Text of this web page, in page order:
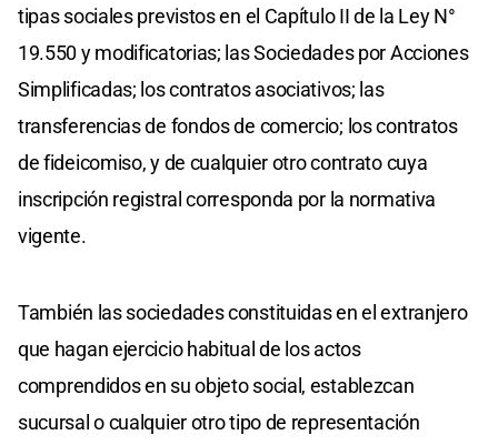
tipas sociales previstos en el Capítulo II de la Ley N°
19.550 y modificatorias; las Sociedades por Acciones
Simplificadas; los contratos asociativos; las
transferencias de fondos de comercio; los contratos
de fideicomiso, y de cualquier otro contrato cuya
inscripción registral corresponda por la normativa
vigente.
También las sociedades constituidas en el extranjero
que hagan ejercicio habitual de los actos
comprendidos en su objeto social, establezcan
sucursal o cualquier otro tipo de representación